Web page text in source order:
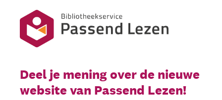
Deel je mening over de nieuwe
website van Passend Lezen!